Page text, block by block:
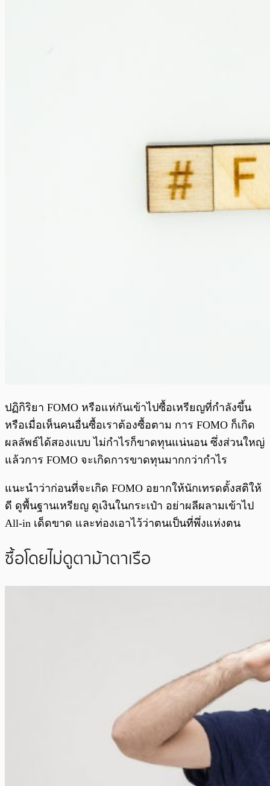
ปฏิกิริยา FOMO หรือแห่กันเข้าไปซื้อเหรียญที่กำลังขึ้น
หรือเมื่อเห็นคนอื่นซื้อเราต้องซื้อตาม การ FOMO ก็เกิด
ผลลัพธ์ได้สองแบบ ไม่กำไรก็ขาดทุนแน่นอน ซึ่งส่วนใหญ่
แล้วการ FOMO จะเกิดการขาดทุนมากกว่ากำไร
แนะนำว่าก่อนที่จะเกิด FOMO อยากให้นักเทรดตั้งสติให้
ดี ดูพื้นฐานเหรียญ ดูเงินในกระเป๋า อย่าผลีผลามเข้าไป
All-in เด็ดขาด และท่องเอาไว้ว่าตนเป็นที่พึ่งแห่งตน
ซื้อโดยไม่ดูตาม้าตาเรือ